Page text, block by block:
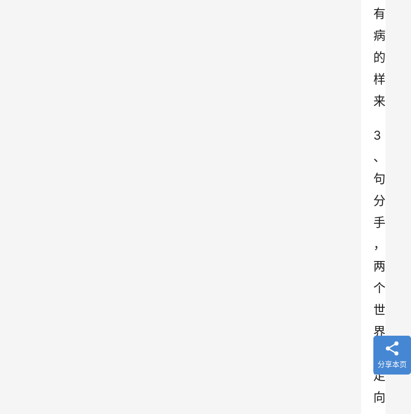
有
病
的
样
来
3
、
句
分
手
，
两
个
世
界
走
向
分享本页